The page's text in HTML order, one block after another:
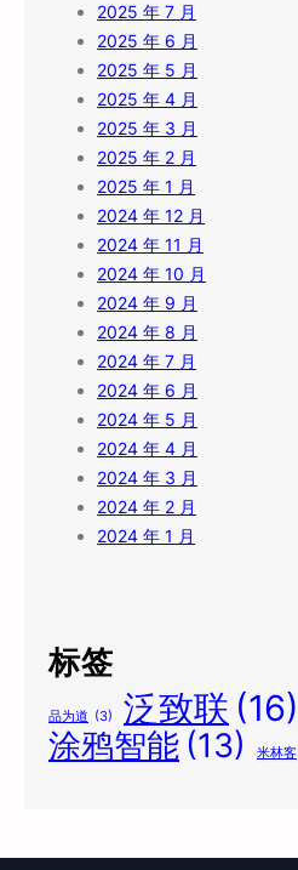
2025 年 7 月
2025 年 6 月
2025 年 5 月
2025 年 4 月
2025 年 3 月
2025 年 2 月
2025 年 1 月
2024 年 12 月
2024 年 11 月
2024 年 10 月
2024 年 9 月
2024 年 8 月
2024 年 7 月
2024 年 6 月
2024 年 5 月
2024 年 4 月
2024 年 3 月
2024 年 2 月
2024 年 1 月
标签
品为道 (3) 泛致联 (16)
涂鸦智能 (13) 米林客